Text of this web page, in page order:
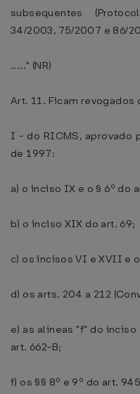
subsequentes
34/2003, 75/2007 e 86/
....." (NR)
Art. 11. Ficam
I - do RICMS, aprovado
de 1997:
a) o inciso IX e o § 6º do
b) o inciso XIX do art. 69;
c) os incisos VI e XVII e
d) os arts. 204 a 212
e) as alíneas "f" do
art. 662-B;
f) os §§ 8º e 9º do art.